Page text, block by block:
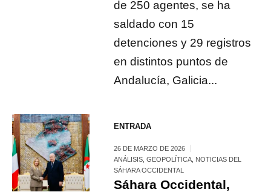
de 250 agentes, se ha
saldado con 15
detenciones y 29 registros
en distintos puntos de
Andalucía, Galicia...
ENTRADA
26 DE MARZO DE 2026
ANÁLISIS ,GEOPOLÍTICA NOTICIAS DEL
SÁHARA OCCIDENTAL
Sáhara Occidental,